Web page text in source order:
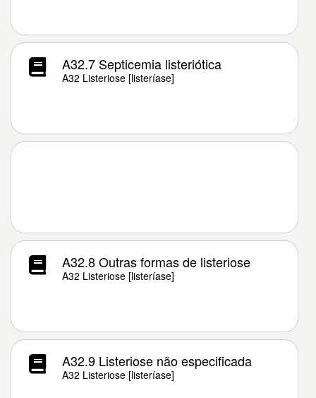
A32.7 Septicemia listeriótica
A32 Listeriose [listeríase]
A32.8 Outras formas de listeriose
A32 Listeriose [listeríase]
A32.9 Listeriose não especificada
A32 Listeriose [listeríase]